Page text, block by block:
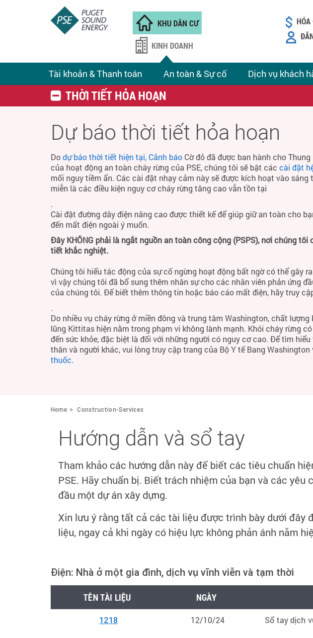
KHU DÂN CƯ
Tài khoản & Thanh toán An toàn & Sự cố Dịch vụ khách
KINH DOANH
THỜI TIẾT HỎA HOẠN
Dự báo thời tiết hỏa hoạn
Dodự báo thời tiết hiện tại, Cảnh báo Cờ đỏ đã được ban hành cho
của hoạt động an toàn cháy rừng của PSE, chúng tôi sẽ bật các cài đặt
mối nguy tiềm ẩn. Các cài đặt nhạy cảm này sẽ được kích hoạt vào sáng
miễn là các điều kiện nguy cơ cháy rừng tăng cao vẫn tồn tại
.
Cài đặt đường dây điện nâng cao được thiết kế để giúp giữ an toàn cho
đến mất điện ngoài ý muốn.
Đây KHÔNG phải là ngắt nguồn an toàn công cộng (PSPS), nơi chúng
tiết khắc nghiệt.
Chúng tôi hiểu tác động của sự cố ngừng hoạt động bất ngờ có thể gây
vì vậy chúng tôi đã bổ sung thêm nhân sự cho các nhân viên phản ứng
của chúng tôi. Để biết thêm thông tin hoặc báo cáo mất điện, hãy truy
.
Do nhiều vụ cháy rừng ở miền đông và trung tâm Washington, chất lượng
lũng Kittitas hiện nằm trong phạm vi không lành mạnh. Khói cháy rừng
đến sức khỏe, đặc biệt là đối với những người có nguy cơ cao. Để tìm
thân và người khác, vui lòng truy cập trang của Bộ Y tế Bang Washington
thuốc.
Home Construction-Services
Hướng dẫn và sổ tay
Tham khảo các hướng dẫn này để biết các tiêu chuẩn
PSE. Hãy chuẩn bị. Biết trách nhiệm của bạn và các
đầu một dự án xây dựng.
Xin lưu ý rằng tất cả các tài liệu được trình bày dưới đây
liệu, ngay cả khi ngày có hiệu lực không phản ánh năm
Điện: Nhà ở một gia đình, dịch vụ vĩnh viễn và tạm thời
TÊN TÀI LIỆU NGÀY
1218 12/10/24 Sổ tay dịch